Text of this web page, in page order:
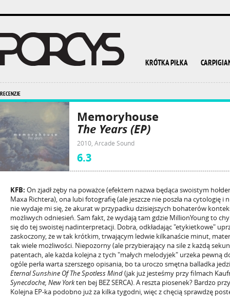
KRÓTKA PIŁKA
RECENZJE
Memoryhouse
The Years (EP)
2010, Arcade Sound
6.3
KFB: On zjadł zęby na poważce (efektem nazwa będąca swoistym
Maxa Richtera), ona lubi fotografię (ale jeszcze nie poszła na cytologię i
nie wydaje mi się, że akurat w przypadku dzisiejszych bohaterów
możliwych odniesień. Sam fakt, że wydają tam gdzie MillionYoung to
się do tej swoistej nadinterpretacji. Dobra, odkładając "etykietkowe"
zaskoczony, że w tak krótkim, trwającym ledwie kilkanaście minut,
tak wiele możliwości. Niepozorny (ale przybierający na sile z każdą
patentach, ale każda kolejna z tych "małych melodyjek" urzeka pewną
ogóle perła warta szerszego opisania, bo ta uroczo smętna balladka
Eternal Sunshine Of The Spotless Mind(jak już jesteśmy przy filmach
Synecdoche, New Yorkten bej BEZ SERCA). A reszta piosenek? Bardzo
Kolejna EP-ka podobno już za kilka tygodni, więc z chęcią sprawdzę